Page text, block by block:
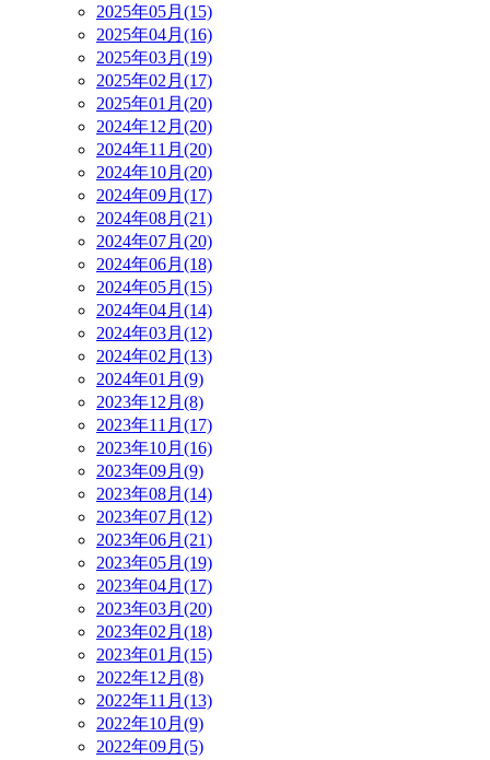
2025年05月(15)
2025年04月(16)
2025年03月(19)
2025年02月(17)
2025年01月(20)
2024年12月(20)
2024年11月(20)
2024年10月(20)
2024年09月(17)
2024年08月(21)
2024年07月(20)
2024年06月(18)
2024年05月(15)
2024年04月(14)
2024年03月(12)
2024年02月(13)
2024年01月(9)
2023年12月(8)
2023年11月(17)
2023年10月(16)
2023年09月(9)
2023年08月(14)
2023年07月(12)
2023年06月(21)
2023年05月(19)
2023年04月(17)
2023年03月(20)
2023年02月(18)
2023年01月(15)
2022年12月(8)
2022年11月(13)
2022年10月(9)
2022年09月(5)